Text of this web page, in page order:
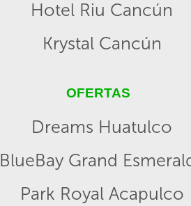
Hotel Riu Cancún
Krystal Cancún
OFERTAS
Dreams Huatulco
BlueBay Grand
Park Royal Acapulco